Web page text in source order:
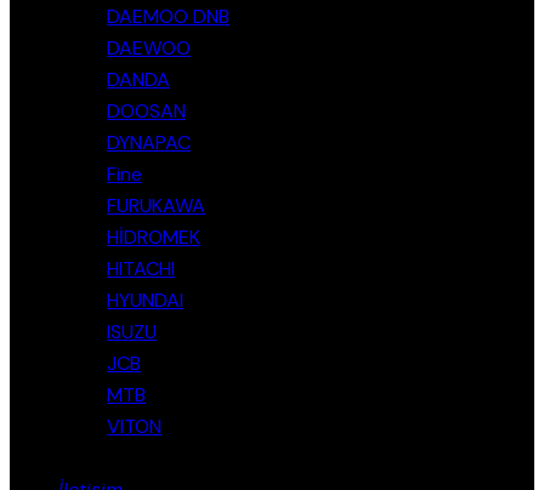
DAEMOO DNB
DAEWOO
DANDA
DOOSAN
DYNAPAC
Fine
FURUKAWA
HİDROMEK
HITACHI
HYUNDAI
ISUZU
JCB
MTB
VITON